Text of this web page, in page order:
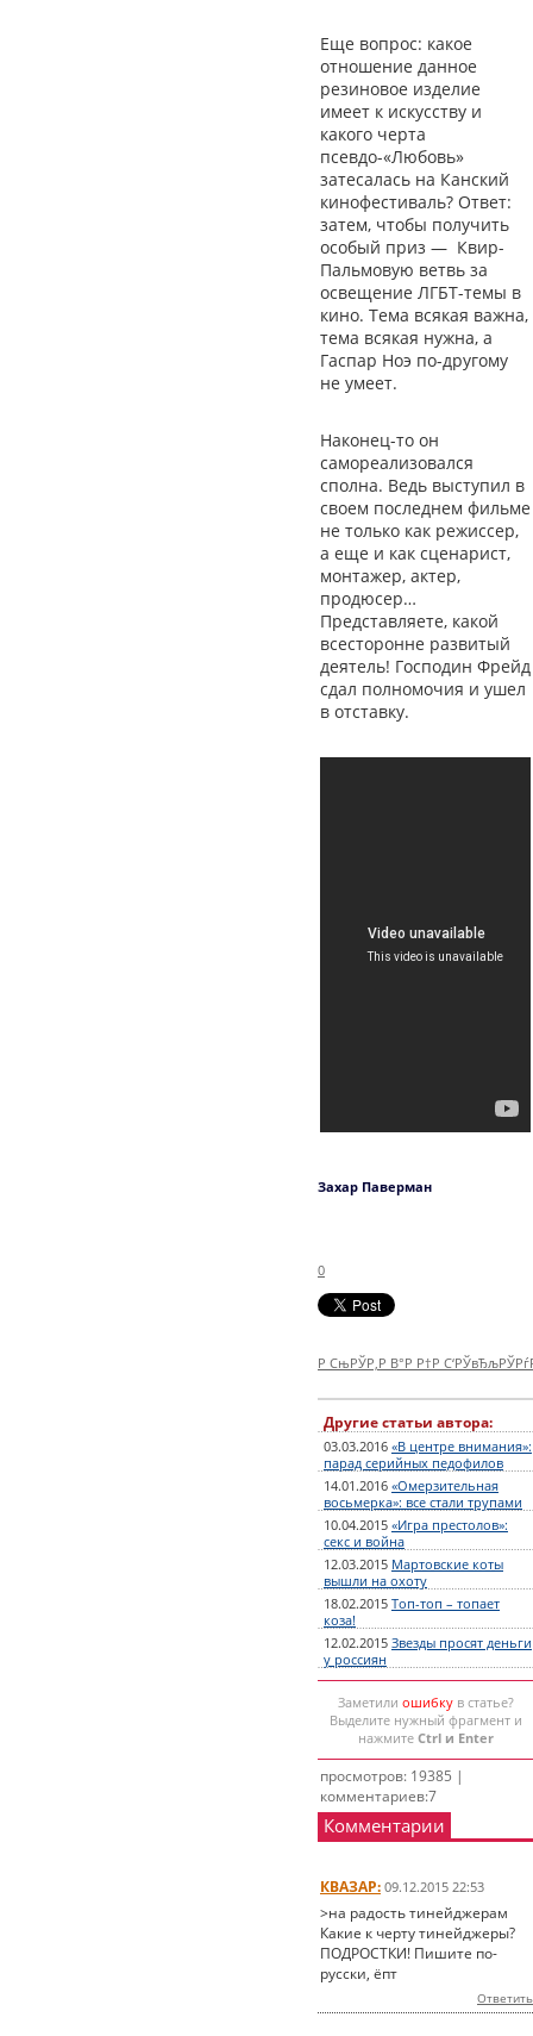
Еще вопрос: какое
отношение данное
резиновое изделие
имеет к искусству и
какого черта
псевдо-«Любовь»
затесалась на Канский
кинофестиваль? Ответ:
затем, чтобы получить
особый приз — Квир-
Пальмовую ветвь за
освещение ЛГБТ-темы в
кино. Тема всякая важна,
тема всякая нужна, а
Гаспар Ноэ по-другому
не умеет.
Наконец-то он
самореализовался
сполна. Ведь выступил в
своем последнем фильме
не только как режиссер,
а еще и как сценарист,
монтажер, актер,
продюсер…
Представляете, какой
всесторонне развитый
деятель! Господин Фрейд
сдал полномочия и ушел
в отставку.
Захар Паверман
0
Р СњРЎР‚Р В°Р Р†Р
Другие статьи автора:
03.03.2016 «В центре внимания»:
парад серийных педофилов
14.01.2016 «Омерзительная
восьмерка»: все стали трупами
10.04.2015 «Игра престолов»:
секс и война
12.03.2015 Мартовские коты
вышли на охоту
18.02.2015 Топ-топ – топает
коза!
12.02.2015 Звезды просят деньги
у россиян
Заметили ошибкув статье?
Выделите нужный фрагмент и
нажмите Ctrl и Enter
просмотров: 19385 |
комментариев:7
Комментарии
КВАЗАР: 09.12.2015 22:53
>на радость тинейджерам
Какие к черту тинейджеры?
ПОДРОСТКИ! Пишите по-
русски, ёпт
Ответить